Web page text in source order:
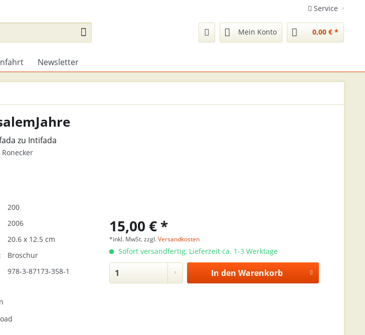
Service
Mein Konto 0,00 € *
Newsletter
zu Intifada
200
2006
20.6 x 12.5 cm
Broschur
978-3-87173-358-1
15,00 € *
*inkl. MwSt. zzgl.Versandkosten
Sofort versandfertig, Lieferzeit ca. 1-3 Werktage
In den Warenkorb